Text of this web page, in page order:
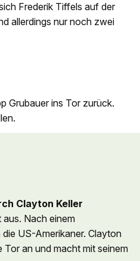
Frederik Tiffels auf der
allerdings nur noch zwei
Grubauer ins Tor zurück.
Clayton Keller
aus. Nach einem
US-Amerikaner. Clayton
Tor an und macht mit seinem